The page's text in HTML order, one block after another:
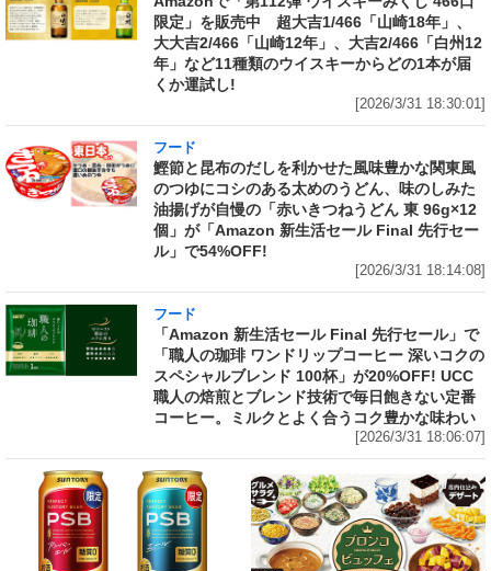
限定」を販売中 超大吉1/466「山崎18年」、
大大吉2/466「山崎12年」、大吉2/466「白州12
年」など11種類のウイスキーからどの1本が届
くか運試し!
[2026/3/31 18:30:01]
フード
鰹節と昆布のだしを利かせた風味豊かな関東風
のつゆにコシのある太めのうどん、味のしみた
油揚げが自慢の「赤いきつねうどん 東 96g×12
個」が「Amazon 新生活セール Final 先行セー
ル」で54%OFF!
[2026/3/31 18:14:08]
フード
「Amazon 新生活セール Final 先行セール」で
「職人の珈琲 ワンドリップコーヒー 深いコクの
スペシャルブレンド 100杯」が20%OFF! UCC
職人の焙煎とブレンド技術で毎日飽きない定番
コーヒー。ミルクとよく合うコク豊かな味わい
[2026/3/31 18:06:07]